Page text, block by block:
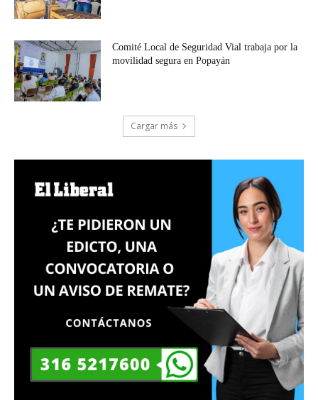
Comité Local de Seguridad Vial trabaja por la
movilidad segura en Popayán
Cargar más